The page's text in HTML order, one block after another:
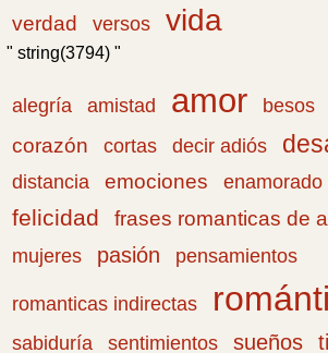
verdad
versos vida
" string(3794) "
alegría amistad amor besos
corazón
cortas decir adiós
distancia emociones enamorado
felicidad frases romanticas de
mujeres
pasión pensamientos
romanticas indirectas
sabiduría sentimientos sueños